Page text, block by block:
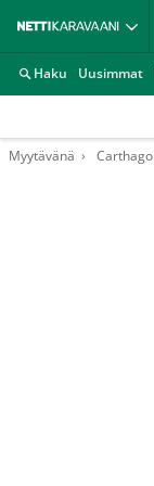
Haku Uusimmat
Myytävänä Carthago